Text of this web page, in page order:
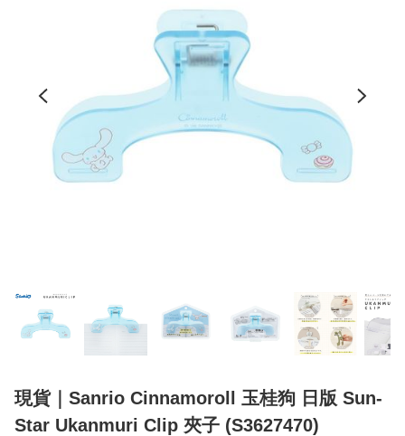
現貨｜Sanrio Cinnamoroll 玉桂狗 日版 Sun-
Star Ukanmuri Clip 夾子 (S3627470)